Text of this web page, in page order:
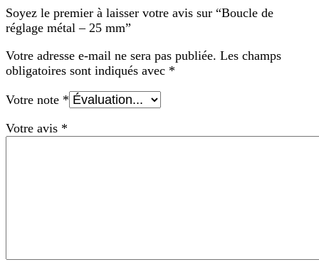
Soyez le premier à laisser votre avis sur “Boucle de
réglage métal – 25 mm”
Votre adresse e-mail ne sera pas publiée. Les champs
obligatoires sont indiqués avec *
Votre note *
Votre avis *